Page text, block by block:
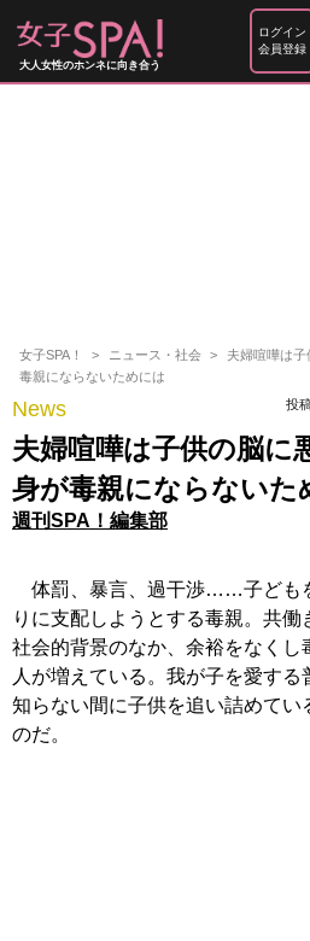
大人女性のホンネに向き合う
ログイン
会員登録
女子SPA！ ニュース・社会
夫婦喧嘩は
毒親にならないためには
News 投
夫婦喧嘩は子供の脳に
身が毒親にならないた
週刊SPA！編集部
体罰、暴言、過干渉……子ども
りに支配しようとする毒親。共働
社会的背景のなか、余裕をなくし
人が増えている。我が子を愛する
知らない間に子供を追い詰めてい
のだ。